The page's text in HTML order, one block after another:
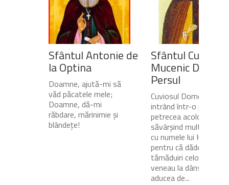
Sfântul Antonie de
la Optina
Doamne, ajută-mi să
văd păcatele mele;
Doamne, dă-mi
răbdare, mărinimie şi
blândeţe!
Sfântul Cuvios
Mucenic
Persul
Cuviosul Dometie
intrând într-o peșteră,
petrecea acolo
săvârșind multe minuni
cu numele lui Hristos,
pentru că dădea
tămăduiri celor ce
veneau la dânsul și îi
aducea de...